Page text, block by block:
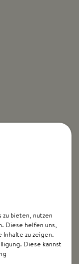
bieten, nutzen
Diese helfen uns,
zu zeigen.
Diese kannst